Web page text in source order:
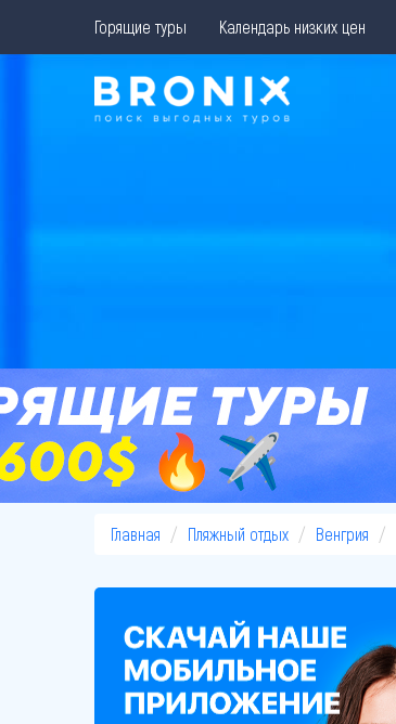
Горящие туры Календарь низких цен
Главная Пляжный отдых Венгрия